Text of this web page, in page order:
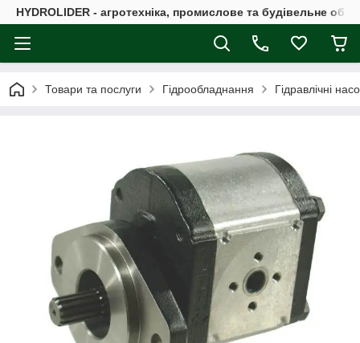
HYDROLIDER - агротехніка, промислове та будівельне
Товари та послуги Гідрообладнання Гідравлічні